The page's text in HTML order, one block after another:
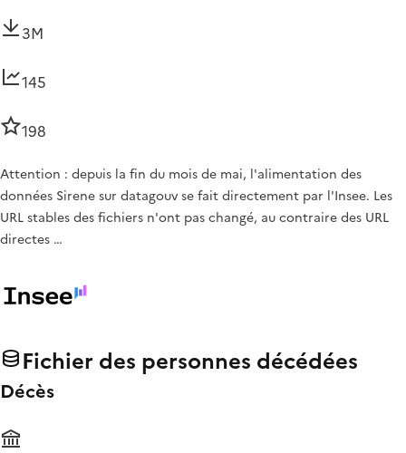
3M
145
198
Attention : depuis la fin du mois de mai, l'alimentation des
données Sirene sur datagouv se fait directement par l'Insee. Les
URL stables des fichiers n'ont pas changé, au contraire des URL
directes …
Fichier des personnes décédées
Décès